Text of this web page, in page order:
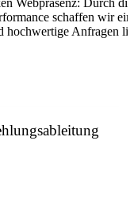
Webpräsenz: Durch die
schaffen wir ein
hochwertige Anfragen